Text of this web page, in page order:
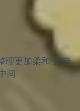
理更加柔和 更能
间